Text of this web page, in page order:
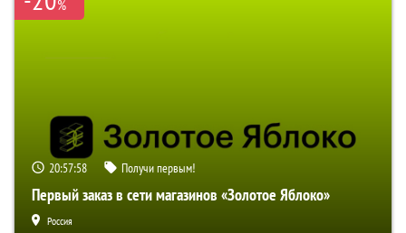
%
20:57:57 Получи первым!
Первый заказ в сети магазинов «Золотое Яблоко»
Россия